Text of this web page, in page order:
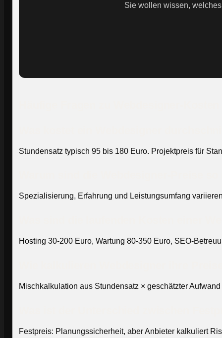
Sie wollen wissen,
Stundensatz typisch 95 bis 180 Euro. Projektpreis für
Spezialisierung, Erfahrung und Leistungsumfang
Hosting 30-200 Euro, Wartung 80-350 Euro, SEO-
Mischkalkulation aus Stundensatz × geschätzter
Festpreis: Planungssicherheit, aber Anbieter kalkuliert